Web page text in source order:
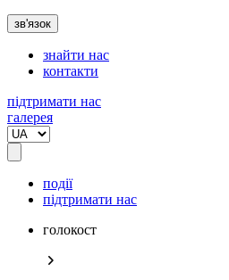
зв'язок
знайти нас
контакти
підтримати нас
галерея
події
підтримати нас
голокост